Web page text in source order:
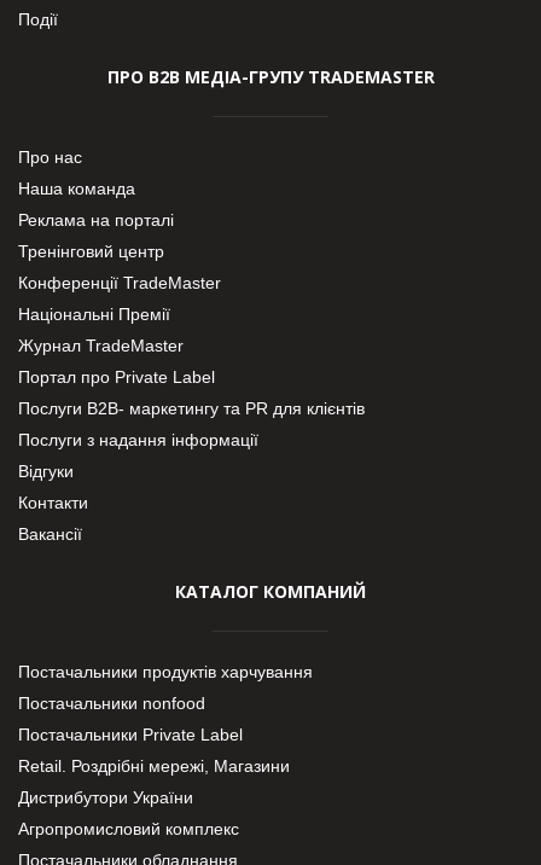
Події
ПРО В2В МЕДІА-ГРУПУ TRADEMASTER
Про нас
Наша команда
Реклама на порталі
Тренінговий центр
Конференції TradeMaster
Національні Премії
Журнал TradeMaster
Портал про Private Label
Послуги В2В- маркетингу та PR для клієнтів
Послуги з надання інформації
Відгуки
Контакти
Вакансії
КАТАЛОГ КОМПАНИЙ
Постачальники продуктів харчування
Постачальники nonfood
Постачальники Private Label
Retail. Роздрібні мережі, Магазини
Дистрибутори України
Агропромисловий комплекс
Постачальники обладнання